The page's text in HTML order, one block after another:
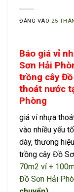
ĐĂNG VÀO 25
Báo giá vỉ
Sơn Hải
trồng cây
thoát nước
Phòng
giá vỉ nhựa
vào nhiều yếu
dày, thương
trồng cây Đồ
70m2 vỉ +
Đồ Sơn Hải